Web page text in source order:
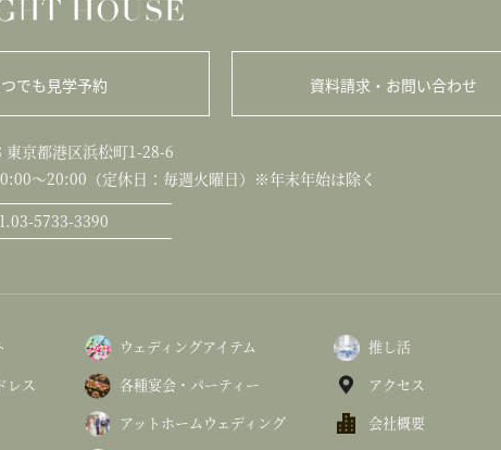
でも見学予約 資料請求・お問い合わせ
東京都港区浜松町1-28-6
〜20:00（定休日：毎週火曜日）※年末年始は除く
5733-3390
レス
ウェディングアイテム
各種宴会・パーティー
アットホームウェディング
推し活
アクセス
会社概要